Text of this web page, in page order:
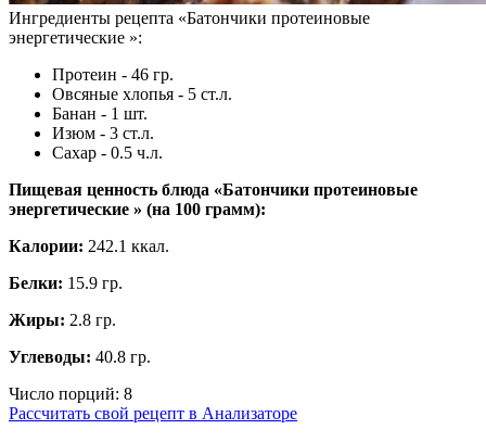
Ингредиенты рецепта «Батончики протеиновые
энергетические »:
Протеин - 46 гр.
Овсяные хлопья - 5 ст.л.
Банан - 1 шт.
Изюм - 3 ст.л.
Сахар - 0.5 ч.л.
Пищевая ценность блюда «Батончики протеиновые
энергетические » (на 100 грамм):
Калории: 242.1 ккал.
Белки: 15.9 гр.
Жиры: 2.8 гр.
Углеводы: 40.8 гр.
Число порций: 8
Рассчитать свой рецепт в Анализаторе